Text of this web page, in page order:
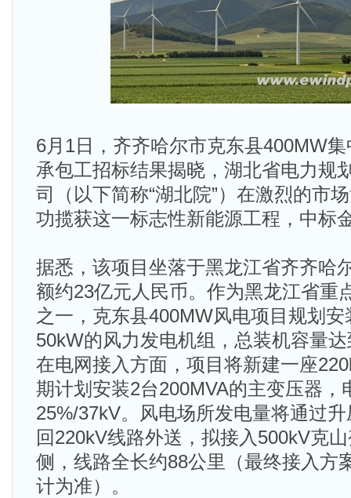
6月1日，齐齐哈尔市克东县400MW
承包工招标结果揭晓，湖北省电力规
司（以下简称“湖北院”）在激烈的市
功揽获这一标志性新能源工程，中标
据悉，该项目坐落于黑龙江省齐齐哈
额约23亿元人民币。作为黑龙江省重
之一，克东县400MW风电项目规划
50kW的风力发电机组，总装机容量
在电网接入方面，项目将新建一座
期计划安装2台200MVA的主变压器，
25%/37kV。风电场所发电量将通过
回220kV线路外送，拟接入500kV克
侧，线路全长约88公里（最终接入方
计为准）。